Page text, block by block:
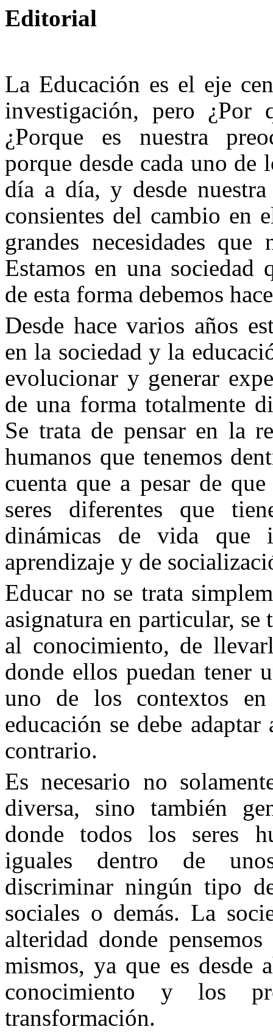
Editorial
La Educación es el eje
investigación, pero ¿Por
¿Porque es nuestra
porque desde cada uno de
día a día, y desde
consientes del cambio en
grandes necesidades
Estamos en una sociedad
de esta forma debemos
Desde hace varios años
en la sociedad y la
evolucionar y generar
de una forma totalmente
Se trata de pensar en la
humanos que tenemos
cuenta que a pesar de
seres diferentes que
dinámicas de vida que
aprendizaje y de
Educar no se trata
asignatura en particular, se
al conocimiento, de
donde ellos puedan tener
uno de los contextos
educación se debe
contrario.
Es necesario no
diversa, sino también
donde todos los seres
iguales dentro de
discriminar ningún tipo
sociales o demás. La
alteridad donde
mismos, ya que es desde
conocimiento y los
transformación.